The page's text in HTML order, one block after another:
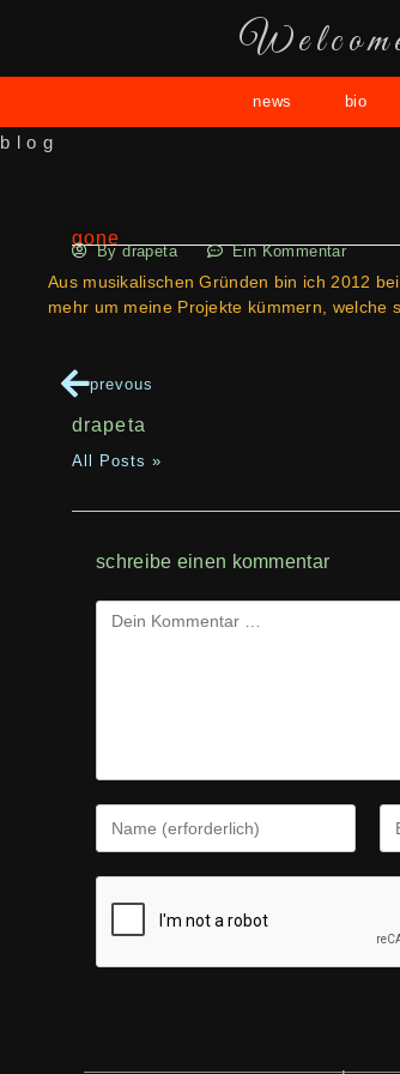
news bio
blog
gone
Bydrapeta Ein Kommentar
Aus musikalischen Gründen bin ich 2012
mehr um meine Projekte kümmern, welche
prevous
drapeta
All Posts »
schreibe einen kommentar